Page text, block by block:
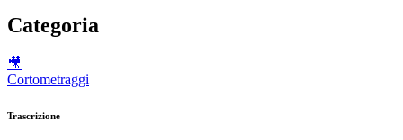
Categoria
🎥
Cortometraggi
Trascrizione